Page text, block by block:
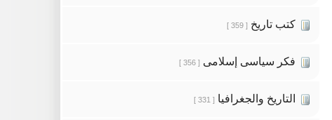
كتب تاريخ [ 359 ]
فكر سياسى إسلامى [ 356 ]
التاريخ والجغرافيا [ 331 ]